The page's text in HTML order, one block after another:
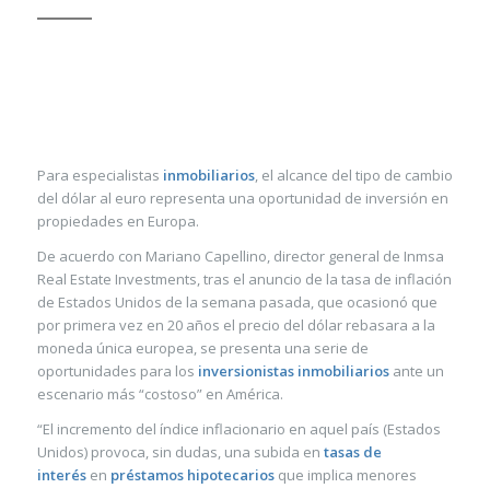
Para especialistas inmobiliarios, el alcance del tipo de cambio
del dólar al euro representa una oportunidad de inversión en
propiedades en Europa.
De acuerdo con Mariano Capellino, director general de Inmsa
Real Estate Investments, tras el anuncio de la tasa de inflación
de Estados Unidos de la semana pasada, que ocasionó que
por primera vez en 20 años el precio del dólar rebasara a la
moneda única europea, se presenta una serie de
oportunidades para los inversionistas inmobiliariosante un
escenario más “costoso” en América.
“El incremento del índice inflacionario en aquel país (Estados
Unidos) provoca, sin dudas, una subida en tasas de
interésen préstamos hipotecarios que implica menores